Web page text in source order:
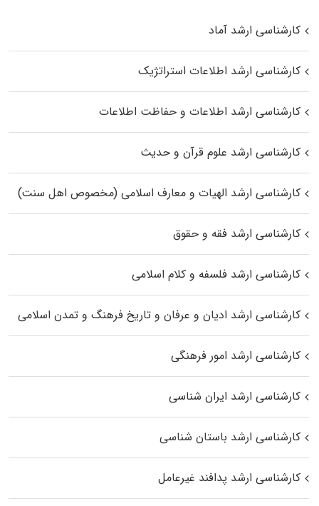
کارشناسی ارشد آماد
کارشناسی ارشد اطلاعات استراتژیک
کارشناسی ارشد اطلاعات و حفاظت اطلاعات
کارشناسی ارشد علوم قرآن و حدیث
کارشناسی ارشد الهیات و معارف اسلامی (مخصوص اهل سنت)
کارشناسی ارشد فقه و حقوق
کارشناسی ارشد فلسفه و کلام اسلامی
کارشناسی ارشد ادیان و عرفان و تاریخ فرهنگ و تمدن اسلامی
کارشناسی ارشد امور فرهنگی
کارشناسی ارشد ایران شناسی
کارشناسی ارشد باستان شناسی
کارشناسی ارشد پدافند غیرعامل